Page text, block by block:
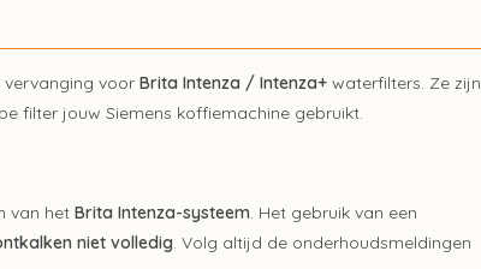
vervanging voor Brita Intenza / Intenza+ waterfilters. Ze zijn
filter jouw Siemens koffiemachine gebruikt.
van het Brita Intenza-systeem. Het gebruik van een
niet volledig. Volg altijd de onderhoudsmeldingen